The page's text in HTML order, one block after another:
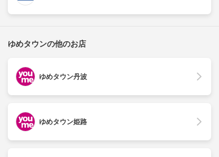
ゆめタウンの他のお店
ゆめタウン丹波
ゆめタウン姫路